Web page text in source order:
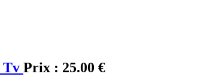
Tv Prix : 25.00 €